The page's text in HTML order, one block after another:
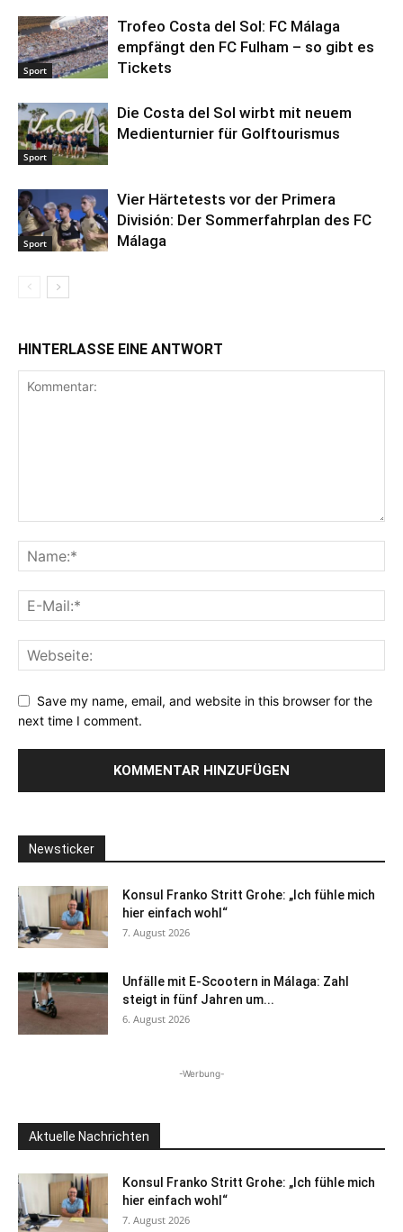
Sport
Trofeo Costa del Sol: FC Málaga
empfängt den FC Fulham – so gibt es
Tickets
Sport
Die Costa del Sol wirbt mit neuem
Medienturnier für Golftourismus
Sport
Vier Härtetests vor der Primera
División: Der Sommerfahrplan des FC
Málaga
HINTERLASSE EINE ANTWORT
Save my name, email, and website in this browser for the
next time I comment.
Newsticker
Konsul Franko Stritt Grohe: „Ich fühle mich
hier einfach wohl“
7. August 2026
Unfälle mit E-Scootern in Málaga: Zahl
steigt in fünf Jahren um...
6. August 2026
-Werbung-
Aktuelle Nachrichten
Konsul Franko Stritt Grohe: „Ich fühle mich
hier einfach wohl“
7. August 2026